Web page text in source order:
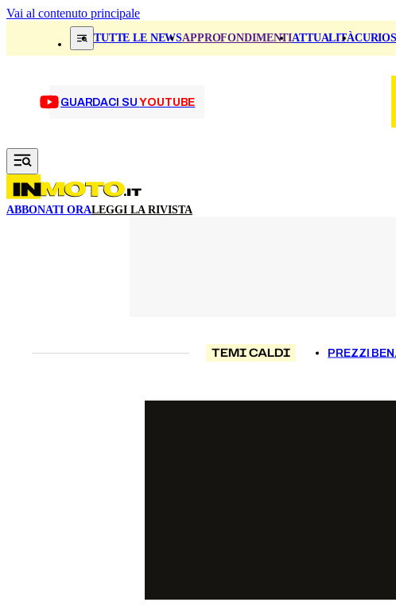
Vai al contenuto principale
TUTTE LE NEWSAPPROFONDIMENTIATTUALITÀ
GUARDACI SUYOUTUBE
ABBONATI ORALEGGI LA RIVISTA
TEMI CALDI PREZZI